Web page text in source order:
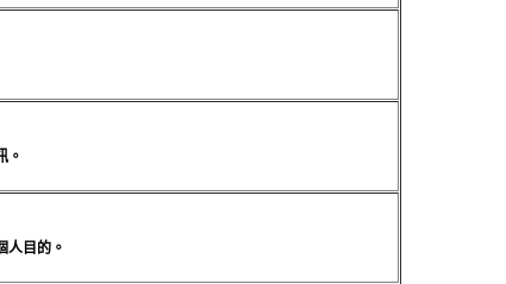
。
人目的。